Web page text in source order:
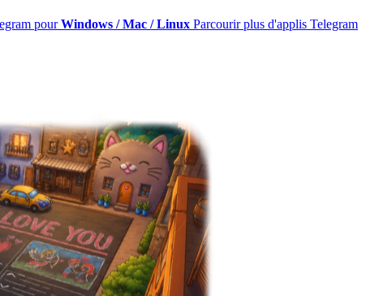
pourWindows / Mac / Linux Parcourir plus d'applis Telegram